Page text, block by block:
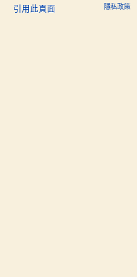
引用此頁面
隱私政策